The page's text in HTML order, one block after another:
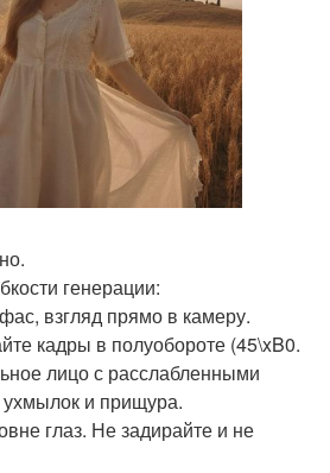
генерации:
взгляд прямо в камеру.
кадры в полуобороте (45\xB0.
лицо с расслабленными
и прищура.
глаз. Не задирайте и не